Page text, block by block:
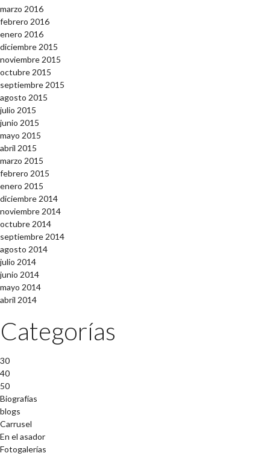
marzo 2016
febrero 2016
enero 2016
diciembre 2015
noviembre 2015
octubre 2015
septiembre 2015
agosto 2015
julio 2015
junio 2015
mayo 2015
abril 2015
marzo 2015
febrero 2015
enero 2015
diciembre 2014
noviembre 2014
octubre 2014
septiembre 2014
agosto 2014
julio 2014
junio 2014
mayo 2014
abril 2014
Categorías
30
40
50
Biografías
blogs
Carrusel
En el asador
Fotogalerías